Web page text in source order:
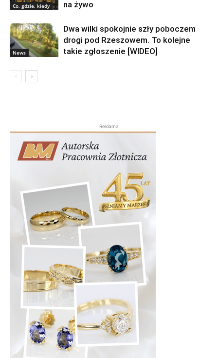
Co, gdzie, kiedy
na żywo
News
Dwa wilki spokojnie szły poboczem
drogi pod Rzeszowem. To kolejne
takie zgłoszenie [WIDEO]
Reklama